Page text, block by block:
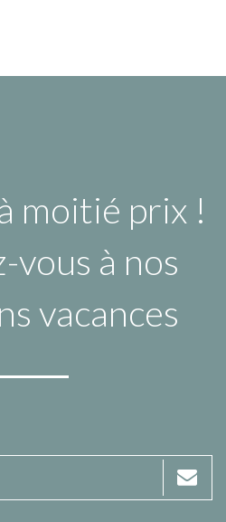
moitié prix !
vous à nos
vacances